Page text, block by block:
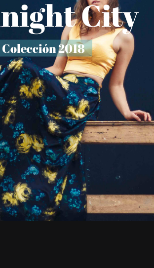
City
Colección 2018